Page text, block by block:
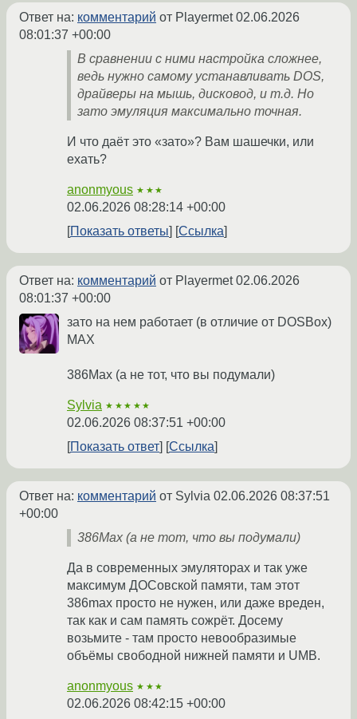
Ответ на: комментарий от Playermet02.06.2026
08:01:37 +00:00
В сравнении с ними настройка сложнее,
ведь нужно самому устанавливать DOS,
драйверы на мышь, дисковод, и т.д. Но
зато эмуляция максимально точная.
И что даёт это «зато»? Вам шашечки, или
ехать?
anonmyous ★★★
02.06.2026 08:28:14 +00:00
Показать ответы
Ссылка
Ответ на: комментарий от Playermet02.06.2026
08:01:37 +00:00
зато на нем работает (в отличие от DOSBox)
MAX
386Max (а не тот, что вы подумали)
Sylvia ★★★★★
02.06.2026 08:37:51 +00:00
Показать ответ
Ссылка
Ответ на: комментарий от Sylvia 02.06.2026 08:37:51
+00:00
386Max (а не тот, что вы подумали)
Да в современных эмуляторах и так уже
максимум ДОСовской памяти, там этот
386max просто не нужен, или даже вреден,
так как и сам память сожрёт. Досему
возьмите - там просто невообразимые
объёмы свободной нижней памяти и UMB.
anonmyous ★★★
02.06.2026 08:42:15 +00:00